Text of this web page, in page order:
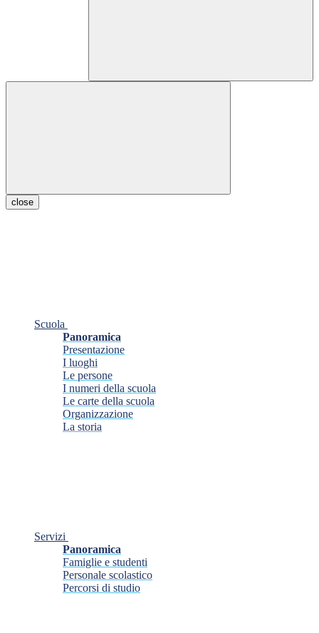
close
Scuola
Panoramica
Presentazione
I luoghi
Le persone
I numeri della scuola
Le carte della scuola
Organizzazione
La storia
Servizi
Panoramica
Famiglie e studenti
Personale scolastico
Percorsi di studio